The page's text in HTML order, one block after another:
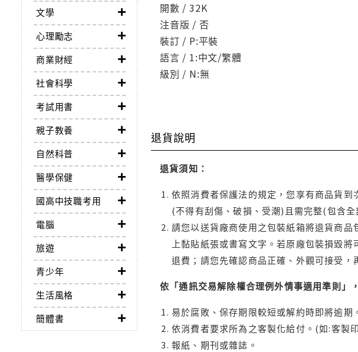
文學
心理勵志
商業財經
社會科學
考試用書
親子教養
自然科普
醫學保健
國高中技職考用
電腦
旅遊
青少年
生活風格
簡體書
開數 / 32K
注音版 / 否
裝訂 / P:平裝
語言 / 1:中文/繁體
級別 / N:無
退貨說明
退貨須知：
依照消費者保護法的規定，您享有商品貨
(不得有刮傷、破損、受潮)且需完整(包含
請您以送貨廠商使用之包裝紙箱將退貨商
上黏貼紙張或書寫文字。若原廠包裝損毀
退費；請您先確認商品正確、外觀可接受
依「通訊交易解除權合理例外情事適用準則」
易於腐敗、保存期限較短或解約時即將逾
依消費者要求所為之客製化給付。(如:客製
報紙、期刊或雜誌。